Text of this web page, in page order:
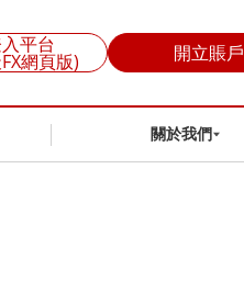
平台
網頁版) 開立賬戶
關於我們